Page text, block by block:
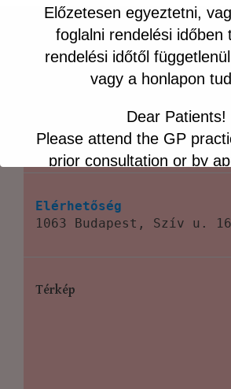
Elérhetőség
1063 Budapest, Szív u.
Térkép
Előzetesen egyeztetni,
foglalni rendelési időben
rendelési időtől
vagy a honlapon
Dear Patients!
Please attend the GP
prior consultation or by
please wear a face
To arrange a consultation
or contact us by email